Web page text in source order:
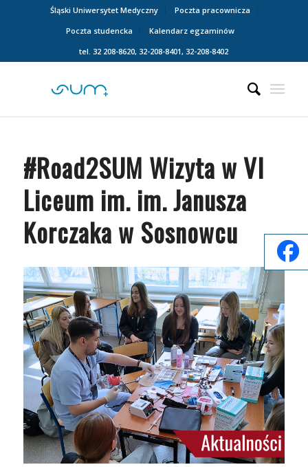
Śląski Uniwersytet Medyczny
Poczta pracownicza
Poczta studencka
Kalendarz egzaminów
tel. 32 208-8620, 32-208-8401, 32-208-8402
#Road2SUM Wizyta w VI
Liceum im. im. Janusza
Korczaka w Sosnowcu